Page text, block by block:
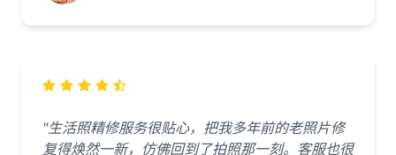
"生活照精修服务很贴心，把我多年前的老照片修
复得焕然一新，仿佛回到了拍照那一刻。客服也很